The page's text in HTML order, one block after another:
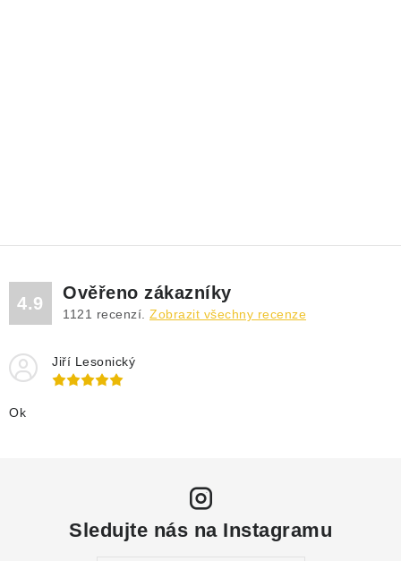
4.9
Ověřeno zákazníky
1121 recenzí. Zobrazit všechny recenze
Jiří Lesonický
Ok
Sledujte nás na Instagramu